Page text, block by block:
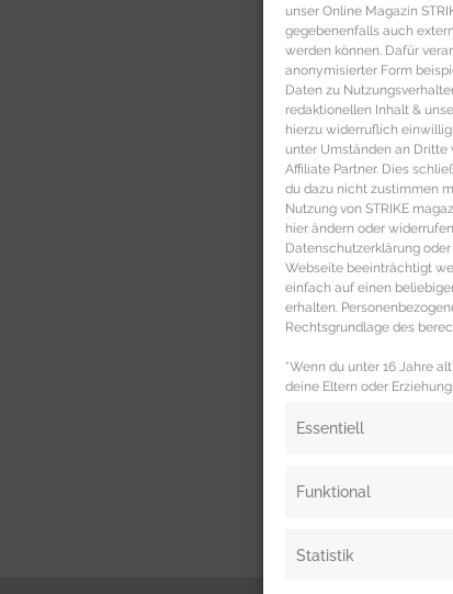
unser Online Magazin
gegebenenfalls auch
werden können. Dafür
anonymisierter Form
Daten zu
redaktionellen Inhalt &
hierzu widerruflich
unter Umständen an Dritte
Affiliate Partner. Dies
du dazu nicht zustimmen
Nutzung von STRIKE
hier ändern oder
Datenschutzerklärung
Webseite beeinträchtigt
einfach auf einen
erhalten.
Rechtsgrundlage des
*Wenn du unter 16 Jahre
deine Eltern oder
Essentiell
Funktional
Statistik